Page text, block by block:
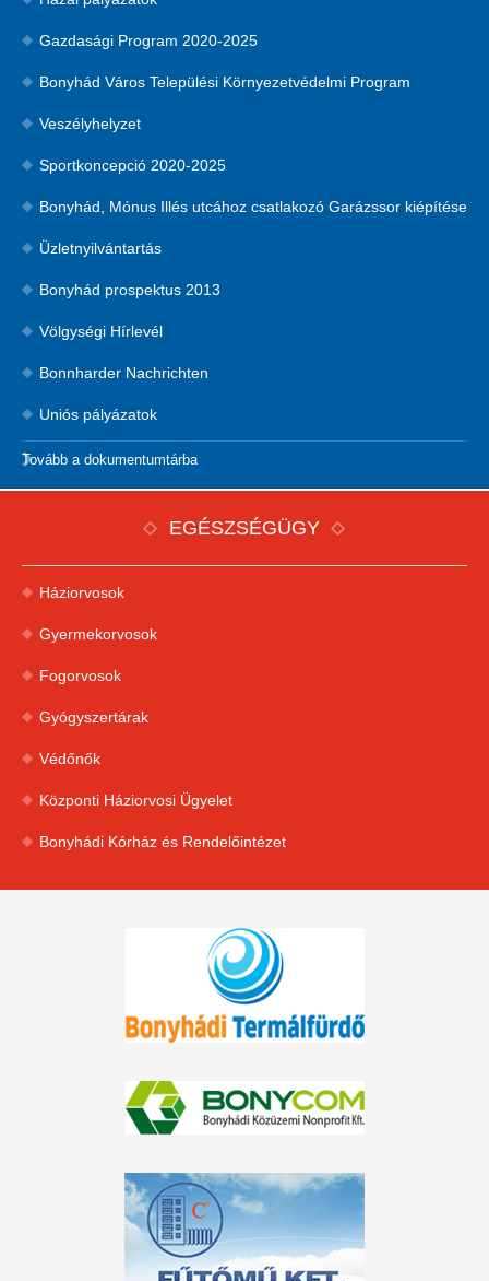
Gazdasági Program 2020-2025
Bonyhád Város Települési Környezetvédelmi Program
Veszélyhelyzet
Sportkoncepció 2020-2025
Bonyhád, Mónus Illés utcához csatlakozó Garázssor kiépítése
Üzletnyilvántartás
Bonyhád prospektus 2013
Völgységi Hírlevél
Bonnharder Nachrichten
Uniós pályázatok
Tovább a dokumentumtárba
EGÉSZSÉGÜGY
Háziorvosok
Gyermekorvosok
Fogorvosok
Gyógyszertárak
Védőnők
Központi Háziorvosi Ügyelet
Bonyhádi Kórház és Rendelőintézet